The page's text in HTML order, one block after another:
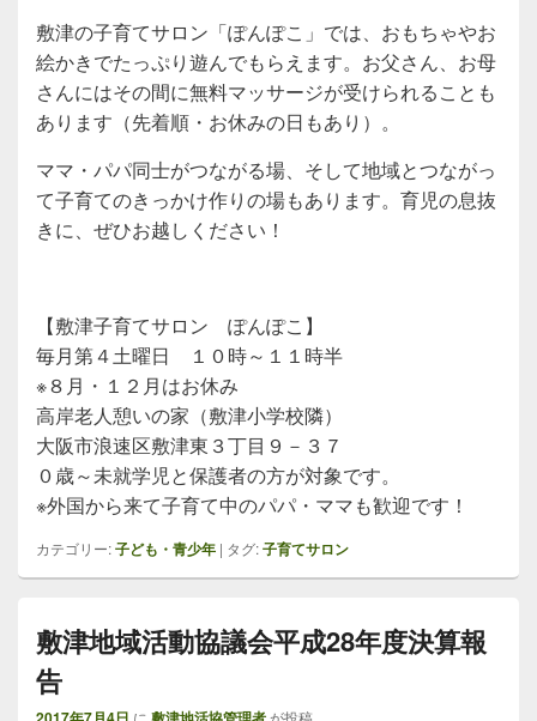
敷津の子育てサロン「ぽんぽこ」では、おもちゃやお
絵かきでたっぷり遊んでもらえます。お父さん、お母
さんにはその間に無料マッサージが受けられることも
あります（先着順・お休みの日もあり）。
ママ・パパ同士がつながる場、そして地域とつながっ
て子育てのきっかけ作りの場もあります。育児の息抜
きに、ぜひお越しください！
【敷津子育てサロン ぽんぽこ】
毎月第４土曜日 １０時～１１時半
※８月・１２月はお休み
高岸老人憩いの家（敷津小学校隣）
大阪市浪速区敷津東３丁目９－３７
０歳～未就学児と保護者の方が対象です。
※外国から来て子育て中のパパ・ママも歓迎です！
カテゴリー:子ども・青少年 | タグ:子育てサロン
敷津地域活動協議会平成28年度決算報
告
に が投稿